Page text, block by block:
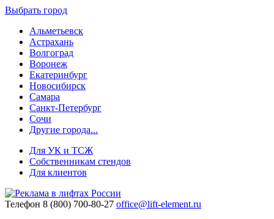
Выбрать город
Альметьевск
Астрахань
Волгоград
Воронеж
Екатеринбург
Новосибирск
Самара
Санкт-Петербург
Сочи
Другие города...
Для УК и ТСЖ
Собственникам стендов
Для клиентов
Телефон 8 (800) 700-80-27 office@lift-element.ru